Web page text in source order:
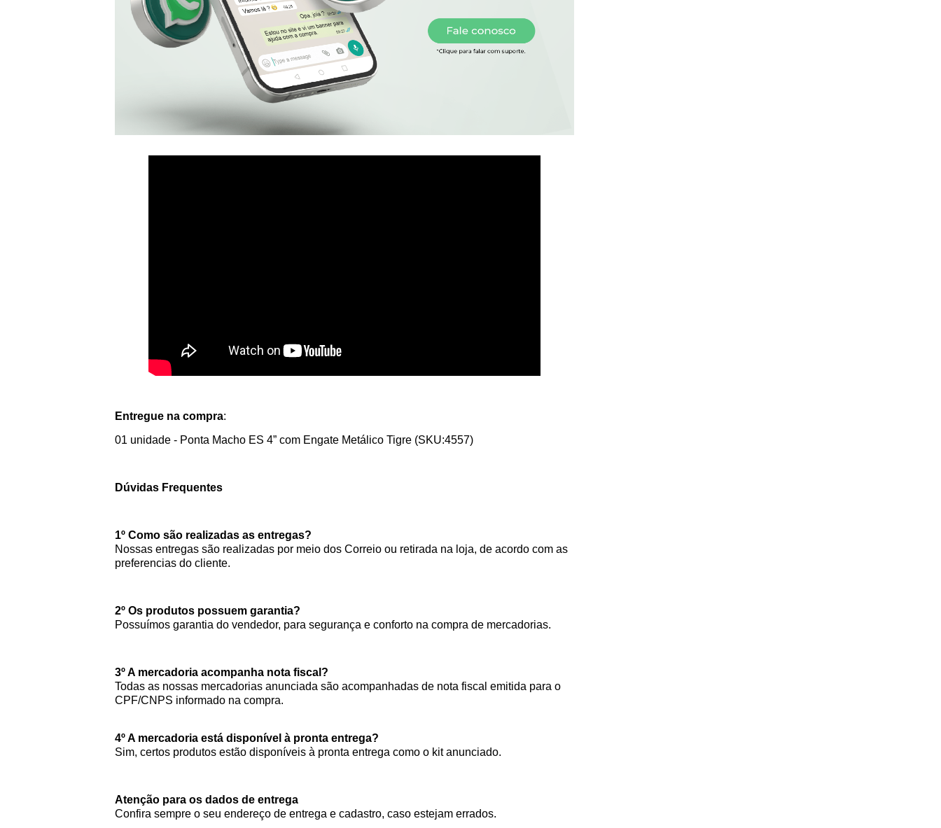
Entregue na compra:
01 unidade - Ponta Macho ES 4” com Engate Metálico Tigre (SKU:4557)
Dúvidas Frequentes
1º Como são realizadas as entregas?
Nossas entregas são realizadas por meio dos Correio ou retirada na loja, de acordo com as
preferencias do cliente.
2º Os produtos possuem garantia?
Possuímos garantia do vendedor, para segurança e conforto na compra de mercadorias.
3º A mercadoria acompanha nota fiscal?
Todas as nossas mercadorias anunciada são acompanhadas de nota fiscal emitida para o
CPF/CNPS informado na compra.
4º A mercadoria está disponível à pronta entrega?
Sim, certos produtos estão disponíveis à pronta entrega como o kit anunciado.
Atenção para os dados de entrega
Confira sempre o seu endereço de entrega e cadastro, caso estejam errados.